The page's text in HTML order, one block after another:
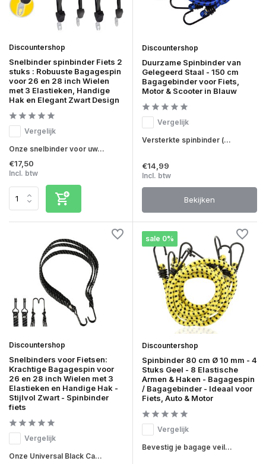
Discountershop
Snelbinder spinbinder Fiets 2
stuks : Robuuste Bagagespin
voor 26 en 28 inch Wielen
met 3 Elastieken, Handige
Hak en Elegant Zwart Design
Vergelijk
Onze snelbinder voor uw...
€17,50
Incl. btw
Discountershop
Duurzame Spinbinder van
Gelegeerd Staal - 150 cm
Bagagebinder voor Fiets,
Motor & Scooter in Blauw
Vergelijk
Versterkte spinbinder (...
€14,99
Incl. btw
Bekijken
Discountershop
Snelbinders voor Fietsen:
Krachtige Bagagespin voor
26 en 28 inch Wielen met 3
Elastieken en Handige Hak -
Stijlvol Zwart - Spinbinder
fiets
Vergelijk
Onze Universal Black Ca...
sale 0%
Discountershop
Spinbinder 80 cm Ø 10 mm - 4
Stuks Geel - 8 Elastische
Armen & Haken - Bagagespin
/ Bagagebinder - Ideaal voor
Fiets, Auto & Motor
Vergelijk
Bevestig je bagage veil...